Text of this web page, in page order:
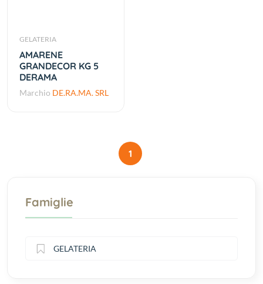
GELATERIA
AMARENE
GRANDECOR KG 5
DERAMA
Marchio DE.RA.MA. SRL
1
Famiglie
GELATERIA